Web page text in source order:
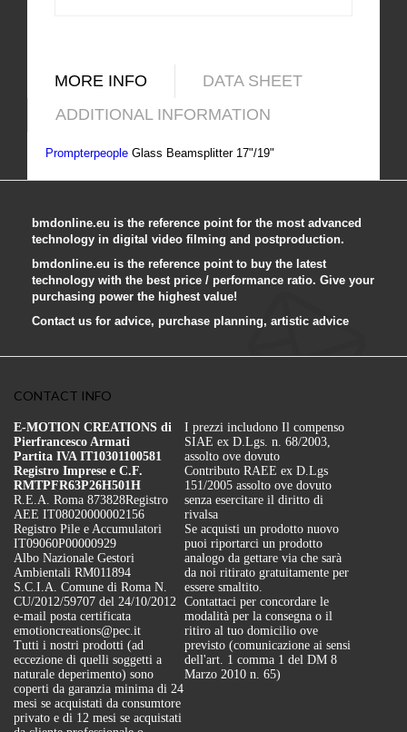
MORE INFO
DATA SHEET
ADDITIONAL INFORMATION
Prompterpeople Glass Beamsplitter 17"/19"
bmdonline.eu is the reference point for the most advanced
technology in digital video filming and postproduction.
bmdonline.eu is the reference point to buy the latest
technology with the best price / performance ratio. Give your
purchasing power the highest value!
Contact us for advice, purchase planning, artistic advice
CONTACT INFO
E-MOTION CREATIONS di
Pierfrancesco Armati
Partita IVA IT10301100581
Registro Imprese e C.F.
RMTPFR63P26H501H
R.E.A. Roma 873828Registro
AEE IT08020000002156
Registro Pile e Accumulatori
IT09060P00000929
Albo Nazionale Gestori
Ambientali RM011894
S.C.I.A. Comune di Roma N.
CU/2012/59707 del 24/10/2012
e-mail posta certificata
emotioncreations@pec.it
Tutti i nostri prodotti (ad
eccezione di quelli soggetti a
naturale deperimento) sono
coperti da garanzia minima di 24
mesi se acquistati da consumtore
privato e di 12 mesi se acquistati
I prezzi includono Il compenso
SIAE ex D.Lgs. n. 68/2003,
assolto ove dovuto
Contributo RAEE ex D.Lgs
151/2005 assolto ove dovuto
senza esercitare il diritto di
rivalsa
Se acquisti un prodotto nuovo
puoi riportarci un prodotto
analogo da gettare via che sarà
da noi ritirato gratuitamente per
essere smaltito.
Contattaci per concordare le
modalità per la consegna o il
ritiro al tuo domicilio ove
previsto (comunicazione ai sensi
dell'art. 1 comma 1 del DM 8
Marzo 2010 n. 65)